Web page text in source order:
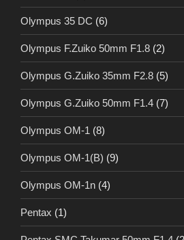
Olympus 35 DC (6)
Olympus F.Zuiko 50mm F1.8 (2)
Olympus G.Zuiko 35mm F2.8 (5)
Olympus G.Zuiko 50mm F1.4 (7)
Olympus OM-1 (8)
Olympus OM-1(B) (9)
Olympus OM-1n (4)
Pentax (1)